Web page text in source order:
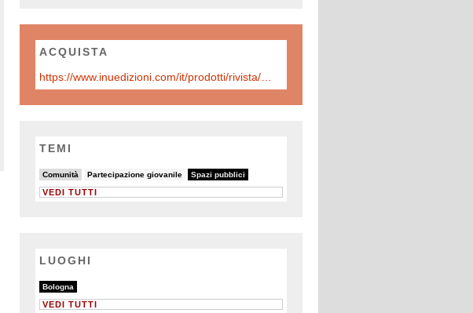
ACQUISTA
TEMI
Comunità
7/32 Partecipazione giovanile
2/32 Spazi pubblici
32/32
VEDI TUTTI
LUOGHI
Bologna
8/8
VEDI TUTTI